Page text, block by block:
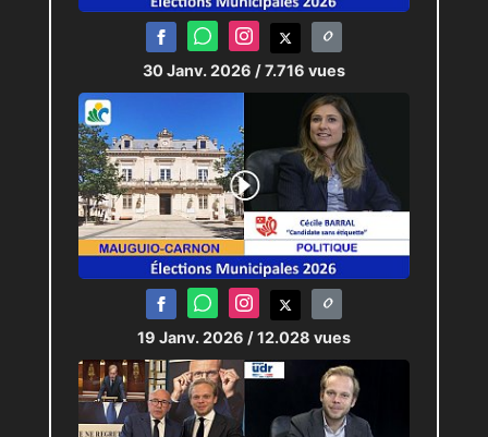
30 Janv. 2026 / 7.716 vues
19 Janv. 2026 / 12.028 vues